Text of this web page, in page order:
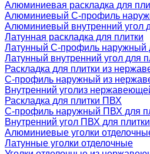
Алюминиевая раскладка для
Алюминиевый С-профиль
Алюминиевый внутренний угол
Латунная раскладка для плитки
Латунный С-профиль наружный
Латунный внутренний угол для
Раскладка для плитки из
С-профиль наружный из
Внутренний уголиз
Раскладка для плитки ПВХ
С-профиль наружный ПВХ для
Внутренний угол ПВХ для плитки
Алюминиевые уголки
Латунные уголки отделочные